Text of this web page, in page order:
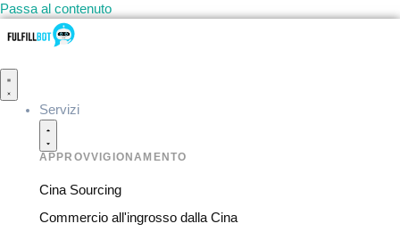
Passa al contenuto
Servizi
APPROVVIGIONAMENTO
Cina Sourcing
Commercio all'ingrosso dalla Cina